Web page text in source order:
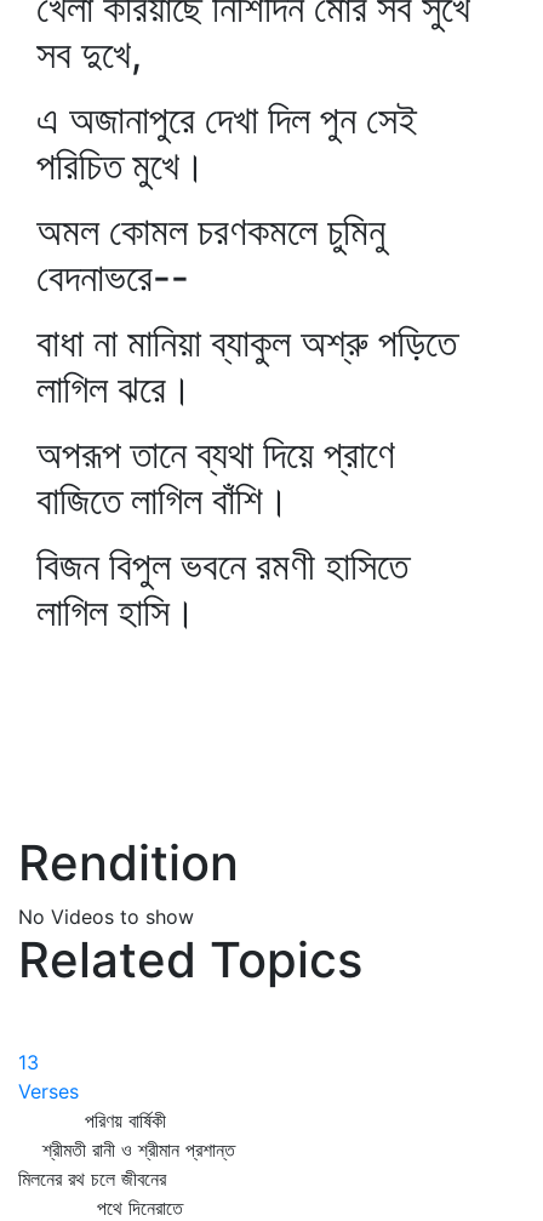
সব দুখে,
এ অজানাপুরে দেখা দিল পুন সেই
পরিচিত মুখে।
অমল কোমল চরণকমলে চুমিনু
বেদনাভরে--
বাধা না মানিয়া ব্যাকুল অশ্রু পড়িতে
লাগিল ঝরে।
অপরূপ তানে ব্যথা দিয়ে প্রাণে
বাজিতে লাগিল বাঁশি।
বিজন বিপুল ভবনে রমণী হাসিতে
লাগিল হাসি।
Rendition
No Videos to show
Related Topics
13
Verses
পরিণয় বার্ষিকী
শ্রীমতী রানী ও শ্রীমান প্রশান্ত
মিলনের রথ চলে জীবনের
পথে দিনেরাতে